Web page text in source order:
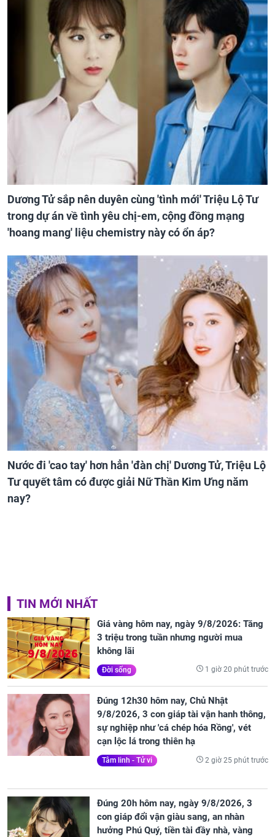
Dương Tử sắp nên duyên cùng 'tình mới' Triệu Lộ Tư
trong dự án về tình yêu chị-em, cộng đồng mạng
'hoang mang' liệu chemistry này có ổn áp?
Nước đi 'cao tay' hơn hẳn 'đàn chị' Dương Tử, Triệu Lộ
Tư quyết tâm có được giải Nữ Thần Kim Ưng năm
nay?
TIN MỚI NHẤT
Giá vàng hôm nay, ngày 9/8/2026: Tăng
3 triệu trong tuần nhưng người mua
không lãi
Đời sống 1 giờ 20 phút trước
Đúng 12h30 hôm nay, Chủ Nhật
9/8/2026, 3 con giáp tài vận hanh thông,
sự nghiệp như 'cá chép hóa Rồng', vét
cạn lộc lá trong thiên hạ
Tâm linh - Tử vi 2 giờ 25 phút trước
Đúng 20h hôm nay, ngày 9/8/2026, 3
con giáp đổi vận giàu sang, an nhàn
hưởng Phú Quý, tiền tài đầy nhà, vàng